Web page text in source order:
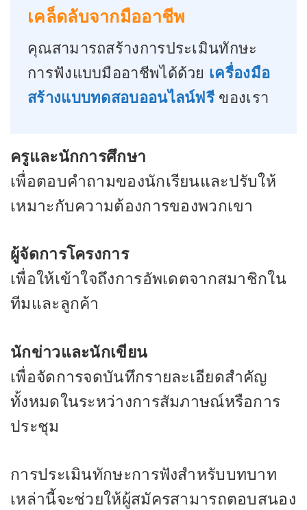
เคล็ดลับจากมืออาชีพ
คุณสามารถสร้างการประเมินทักษะ
การฟังแบบมืออาชีพได้ด้วย เครื่องมือ
สร้างแบบทดสอบออนไลน์ฟรี ของเรา
ครูและนักการศึกษา
เพื่อตอบคำถามของนักเรียนและปรับให้
เหมาะกับความต้องการของพวกเขา
ผู้จัดการโครงการ
เพื่อให้เข้าใจถึงการอัพเดตจากสมาชิกใน
ทีมและลูกค้า
นักข่าวและนักเขียน
เพื่อจัดการจดบันทึกรายละเอียดสำคัญ
ทั้งหมดในระหว่างการสัมภาษณ์หรือการ
ประชุม
การประเมินทักษะการฟังสำหรับบทบาท
เหล่านี้จะช่วยให้ผู้สมัครสามารถตอบสนอง